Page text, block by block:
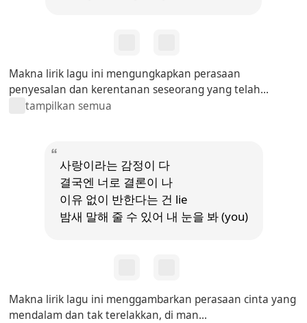
Makna lirik lagu ini mengungkapkan perasaan
penyesalan dan kerentanan seseorang yang telah...
tampilkan semua
사랑이라는 감정이 다
결국엔 너로 결론이 나
이유 없이 반한다는 건 lie
밤새 말해 줄 수 있어 내 눈을 봐 (you)
Makna lirik lagu ini menggambarkan perasaan cinta yang
mendalam dan tak terelakkan, di man...